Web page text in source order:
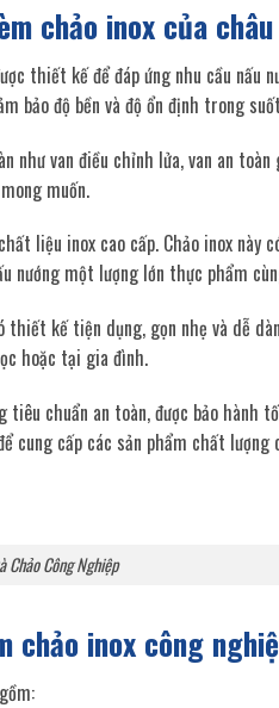
chảo inox của
thiết kế để đáp ứng nhu cầu nấu
bảo độ bền và độ ổn định trong
như van điều chỉnh lửa, van an
muốn.
liệu inox cao cấp. Chảo inox này
nướng một lượng lớn thực phẩm
kế tiện dụng, gọn nhẹ và dễ
hoặc tại gia đình.
chuẩn an toàn, được bảo hành
cung cấp các sản phẩm chất
Chảo Công Nghiệp
chảo inox công